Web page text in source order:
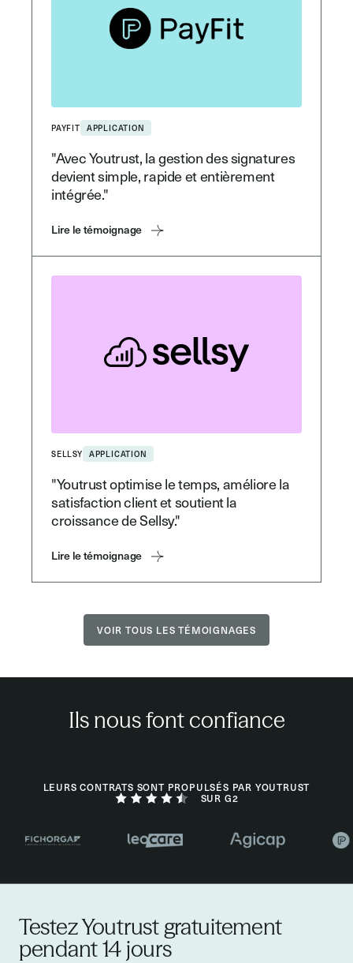
PAYFIT APPLICATION
"Avec Youtrust, la gestion des signatures
devient simple, rapide et entièrement
intégrée."
Lire le témoignage
SELLSY APPLICATION
"Youtrust optimise le temps, améliore la
satisfaction client et soutient la
croissance de Sellsy."
Lire le témoignage
VOIR TOUS LES TÉMOIGNAGES
Ils nous font confiance
LEURS CONTRATS SONT PROPULSÉS PAR YOUTRUST
SUR G2
Testez Youtrust gratuitement
pendant 14 jours